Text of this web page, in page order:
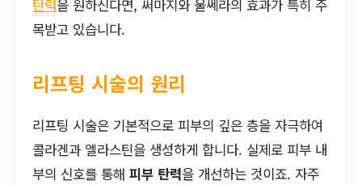
탄력을 원하신다면, 써마지와 울쎄라의 효과가 특히 주
목받고 있습니다.
리프팅 시술의 원리
리프팅 시술은 기본적으로 피부의 깊은 층을 자극하여
콜라겐과 엘라스틴을 생성하게 합니다. 실제로 피부 내
부의 신호를 통해 피부 탄력을 개선하는 것이죠. 자주